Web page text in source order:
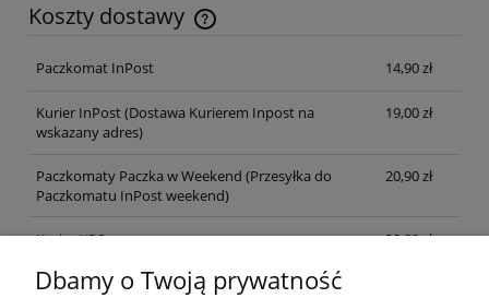
Koszty dostawy
Cena nie zawiera ewentualnych kosztów płatności
Paczkomat InPost
14,90 zł
Kurier InPost(Dostawa Kurierem Inpost na
wskazany adres)
19,00 zł
Paczkomaty Paczka w Weekend (Przesyłka do
Paczkomatu InPost weekend)
20,90 zł
Kurier UPS 32,00 zł
Odbiór osobisty (odbiór w siedzibie firmy)
Dbamy o Twoją prywatność